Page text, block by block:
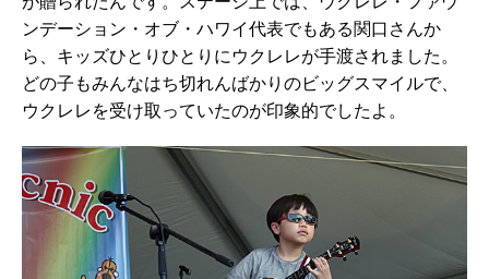
ンデーション・オブ・ハワイ代表でもある関口さんか
ら、キッズひとりひとりにウクレレが手渡されました。
どの子もみんなはち切れんばかりのビッグスマイルで、
ウクレレを受け取っていたのが印象的でしたよ。